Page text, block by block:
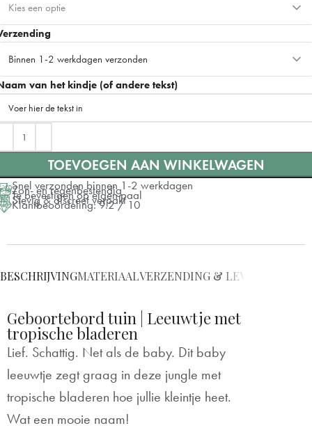
Ja + €3
Kies een optie
Dibond - Stevig & duurzaam Beste keuze + €10
Forex - Minder stevig & breekbaar
Binnen 1-2 werkdagen verzonden
Binnen 1-2 werkdagen verzonden
Op werkdagen voor 14.00u besteld, dezelfde dag verzonden
van het kindje (of andere tekst)
TOEVOEGEN AAN WINKELWAGEN
Snel verzonden binnen 1-2 werkdagen
Zon- en regenbestendig
Te bevestigen op eigen paal
Stevig & discreet verpakt
Klantbeoordeling: 9.2 / 10
BESCHRIJVINGMATERIAALVERZENDING & LEVERING
Geboortebord tuin | Leeuwtje met
tropische bladeren
Lief. Schattig. Net als de baby. Dit baby
leeuwtje zegt graag in deze jungle met
tropische bladeren hoe jullie kleintje heet.
Wat een mooie naam!